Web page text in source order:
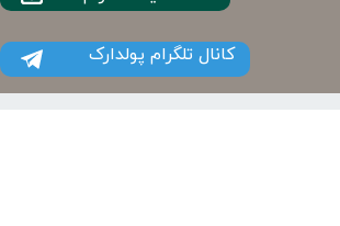
کانال تلگرام پولدارک